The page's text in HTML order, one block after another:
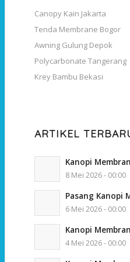
Canopy Kain Jakarta
Tenda Membrane Bogor
Awning Gulung Depok
Polycarbonate Tangerang
Krey Bambu Bekasi
ARTIKEL
Kanopi
8 Mei 2026 - 00:00
Pasang Kanopi
6 Mei 2026 - 00:00
Kanopi
4 Mei 2026 - 00:00